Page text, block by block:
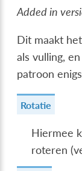
Added in
Dit maakt
als vulling,
patroon
Rotatie
Hiermee
roteren